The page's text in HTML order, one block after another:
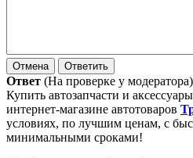
Ответ (На проверке у модератора)
Купить автозапчасти и
интернет-магазине автотоваров
условиях, по лучшим ценам, с
минимальными сроками!